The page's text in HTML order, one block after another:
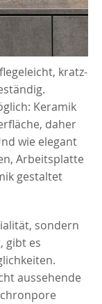
kratz-
Keramik
daher
wie elegant
Arbeitsplatte
gestaltet
sondern
gibt es
aussehende